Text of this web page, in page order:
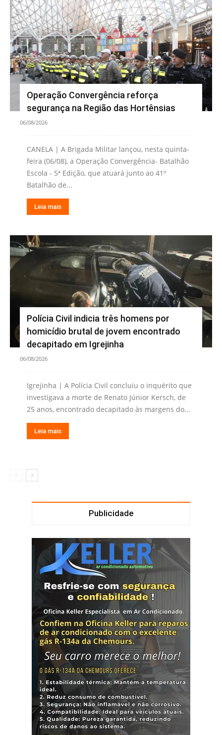
Operação Convergência reforça
segurança na Região das Hortênsias
06/08/2026
CANELA | A Brigada Militar lançou, nesta quinta-
feira (06/08), a Operação Convergência- Batalhão
Escola - 5ª Edição, que atuará junto ao 41º
Batalhão de...
Leia mais
Polícia Civil indicia três homens por
homicídio brutal de jovem encontrado
decapitado em Igrejinha
06/08/2026
Igrejinha | A Polícia Civil concluiu o inquérito que
investigava a morte de Renato Júnior Kersch, de
25 anos, encontrado decapitado às margens do...
Leia mais
Publicidade